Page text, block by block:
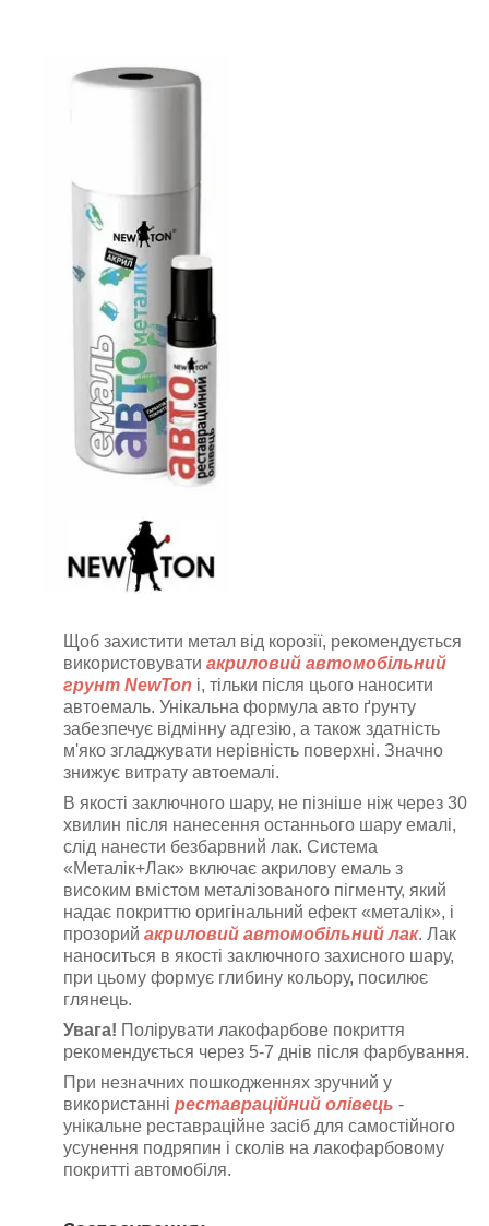
Щоб захистити метал від корозії, рекомендується
використовувати акриловий автомобільний
грунт NewTon і, тільки після цього наносити
автоемаль. Унікальна формула авто ґрунту
забезпечує відмінну адгезію, а також здатність
м'яко згладжувати нерівність поверхні. Значно
знижує витрату автоемалі.
В якості заключного шару, не пізніше ніж через 30
хвилин після нанесення останнього шару емалі,
слід нанести безбарвний лак. Система
«Металік+Лак» включає акрилову емаль з
високим вмістом металізованого пігменту, який
надає покриттю оригінальний ефект «металік», і
прозорий акриловий автомобільний лак. Лак
наноситься в якості заключного захисного шару,
при цьому формує глибину кольору, посилює
глянець.
Увага! Полірувати лакофарбове покриття
рекомендується через 5-7 днів після фарбування.
При незначних пошкодженнях зручний у
використанні реставраційний олівець -
унікальне реставраційне засіб для самостійного
усунення подряпин і сколів на лакофарбовому
покритті автомобіля.